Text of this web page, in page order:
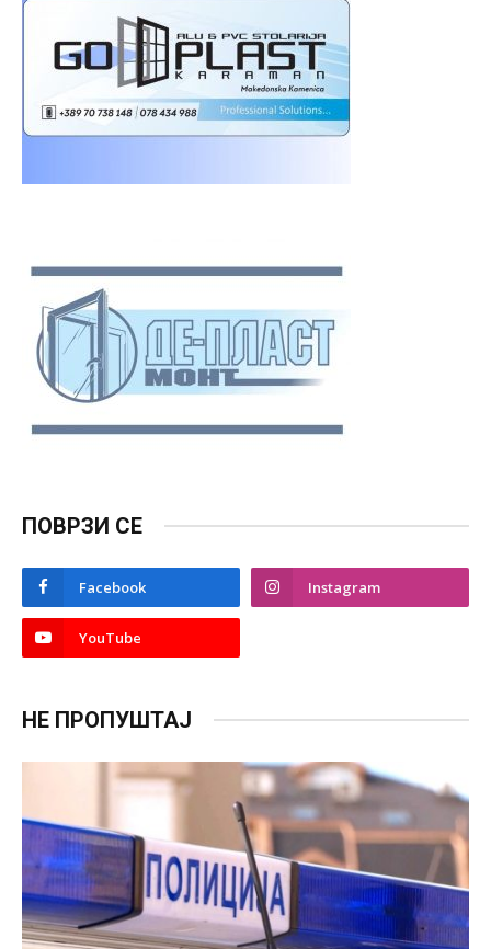
ПОВРЗИ СЕ
Facebook Instagram
YouTube
НЕ ПРОПУШТАЈ